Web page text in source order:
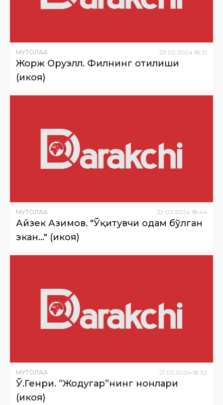
МУТОЛАА 23.02.2024 18:31
Жорж Оруэлл. Филнинг отилиши
(ҳикоя)
МУТОЛАА 22.02.2024 18:44
Айзек Азимов. "Ўқитувчи одам бўлган
экан…" (ҳикоя)
МУТОЛАА 21 02 2024 18:32
Ў.Генри. “Жодугар”нинг нонлари
(ҳикоя)